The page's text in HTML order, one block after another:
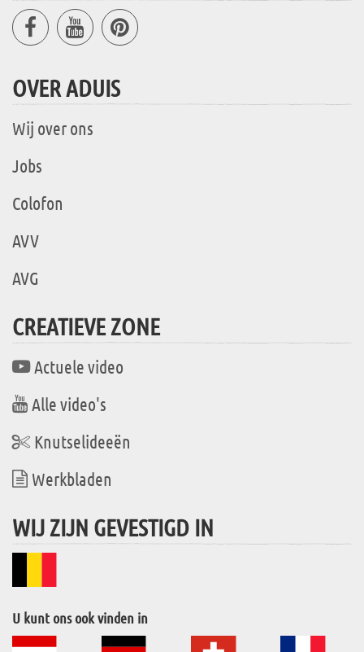
OVER ADUIS
Wij over ons
Jobs
Colofon
AVV
AVG
CREATIEVE ZONE
Actuele video
Alle video's
Knutselideeën
Werkbladen
WIJ ZIJN GEVESTIGD IN
U kunt ons ook vinden in